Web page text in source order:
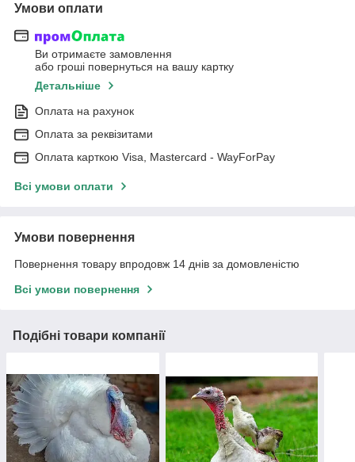
Умови оплати
Ви отримаєте замовлення
або гроші повернуться на вашу картку
Детальніше
Оплата на рахунок
Оплата за реквізитами
Оплата карткою Visa, Mastercard - WayForPay
Всі умови оплати
Умови повернення
Повернення товару впродовж 14 днів за домовленістю
Всі умови повернення
Подібні товари компанії